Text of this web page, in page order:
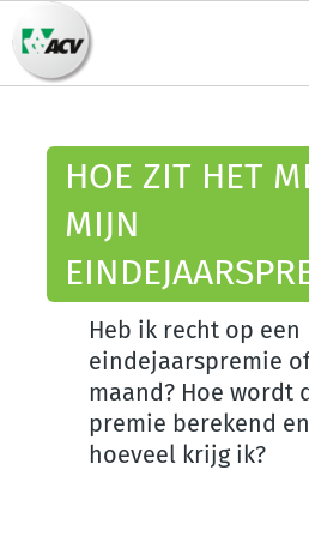
HOE ZIT HET
MIJN
Heb ik recht op een
eindejaarspremie
maand? Hoe wordt
premie berekend en
hoeveel krijg ik?